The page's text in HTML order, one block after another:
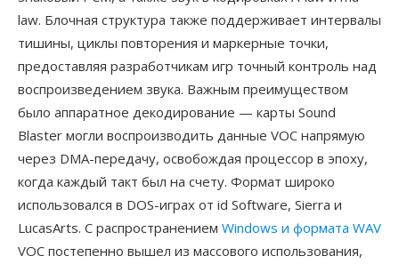
law. Блочная структура также поддерживает интервалы
тишины, циклы повторения и маркерные точки,
предоставляя разработчикам игр точный контроль над
воспроизведением звука. Важным преимуществом
было аппаратное декодирование — карты Sound
Blaster могли воспроизводить данные VOC напрямую
через DMA-передачу, освобождая процессор в эпоху,
когда каждый такт был на счету. Формат широко
использовался в DOS-играх от id Software, Sierra и
LucasArts. С распространением Windows и формата WAV
VOC постепенно вышел из массового использования,